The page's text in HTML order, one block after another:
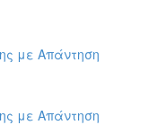
με Απάντηση
με Απάντηση